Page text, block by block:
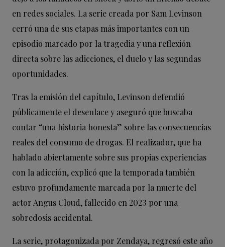
en redes sociales. La serie creada por Sam Levinson
cerró una de sus etapas más importantes con un
episodio marcado por la tragedia y una reflexión
directa sobre las adicciones, el duelo y las segundas
oportunidades.
Tras la emisión del capítulo, Levinson defendió
públicamente el desenlace y aseguró que buscaba
contar “una historia honesta” sobre las consecuencias
reales del consumo de drogas. El realizador, que ha
hablado abiertamente sobre sus propias experiencias
con la adicción, explicó que la temporada también
estuvo profundamente marcada por la muerte del
actor Angus Cloud, fallecido en 2023 por una
sobredosis accidental.
La serie, protagonizada por Zendaya, regresó este año